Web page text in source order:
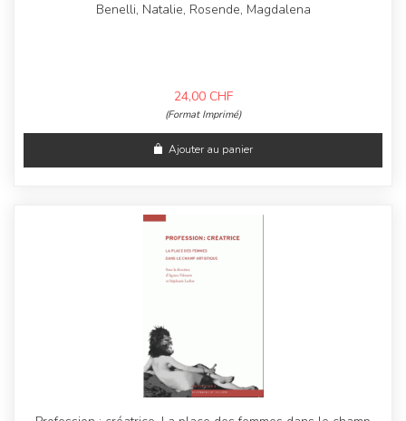
Benelli, Natalie, Rosende, Magdalena
24,00 CHF
(Format Imprimé)
Ajouter au panier